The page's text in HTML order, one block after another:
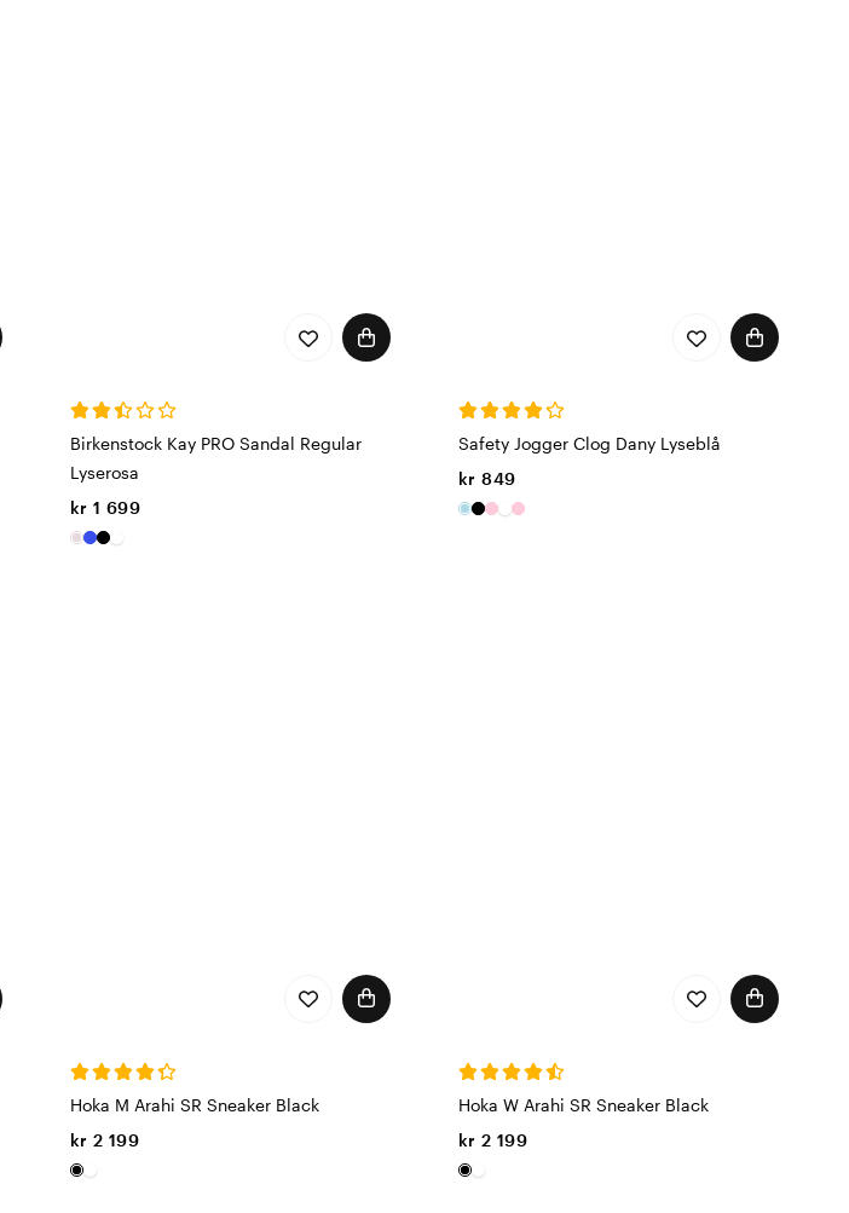
Birkenstock Kay PRO Sandal Regular
Lyserosa
kr 1 699
Safety Jogger Clog Dany Lyseblå
kr 849
Hoka M Arahi SR Sneaker Black
kr 2 199
Hoka W Arahi SR Sneaker Black
kr 2 199